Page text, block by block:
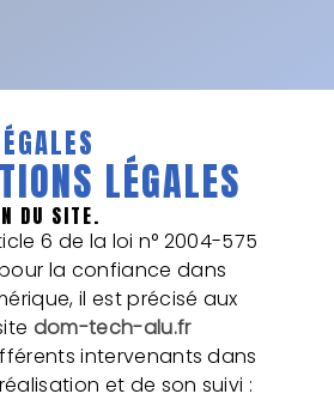
LÉGALES
DU SITE.
6 de la loi n° 2004-575
la confiance dans
il est précisé aux
dom-tech-alu.fr
intervenants dans
et de son suivi :